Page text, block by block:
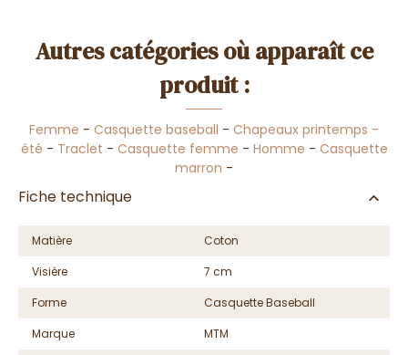
Autres catégories où apparaît ce
produit :
Femme - Casquette baseball - Chapeaux printemps -
été - Traclet - Casquette femme - Homme - Casquette
marron -
Fiche technique
Matière
Coton
Visière
7 cm
Forme
Casquette Baseball
Marque
MTM